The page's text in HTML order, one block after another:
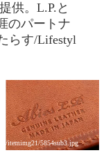
供。L.P.と
のパートナ
らす/Lifestyl
itemimg21/5854sub3.jpg